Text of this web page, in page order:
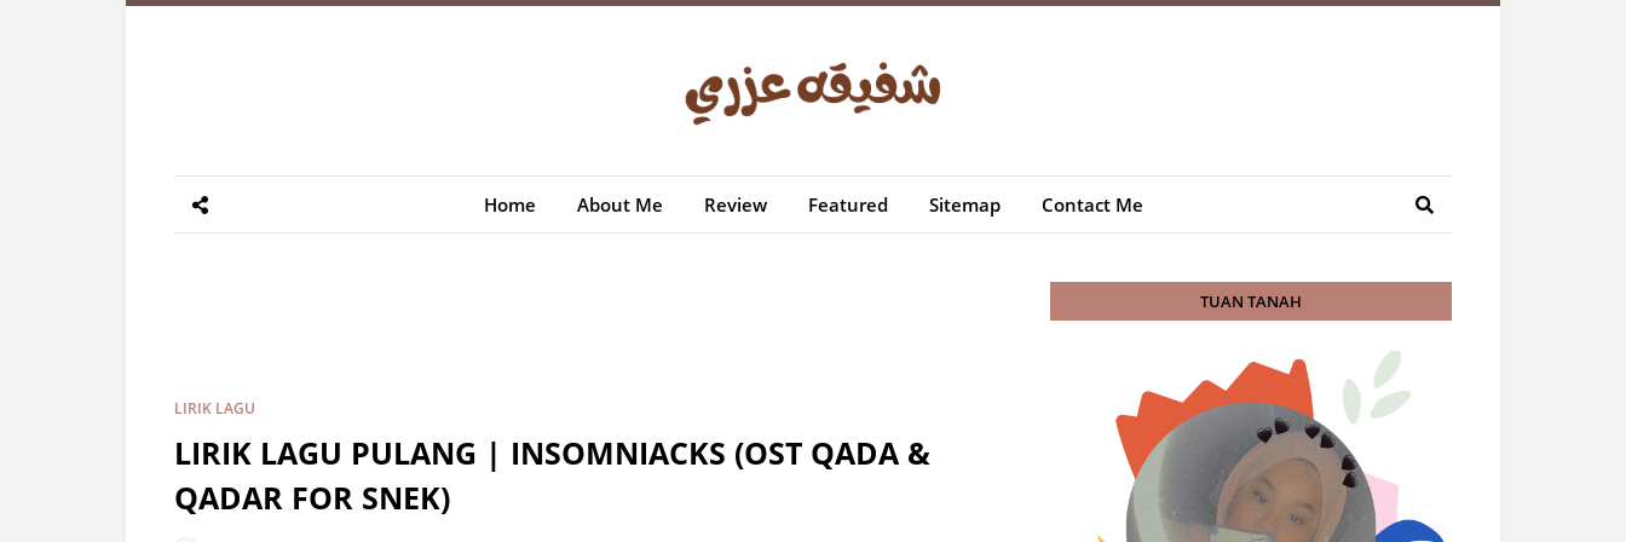
Home About Me Review Featured Sitemap Contact Me
LIRIK LAGU
LIRIK LAGU PULANG | INSOMNIACKS (OST QADA &
QADAR FOR SNEK)
TUAN TANAH